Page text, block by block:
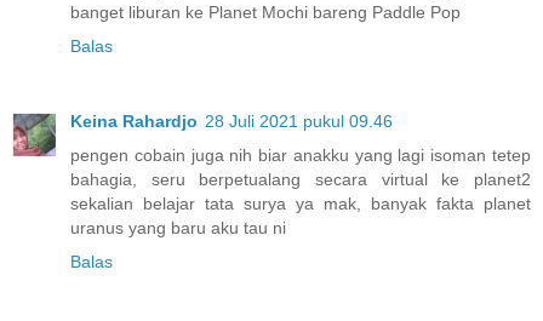
banget liburan ke Planet Mochi bareng Paddle Pop
Balas
Keina Rahardjo 28 Juli 2021 pukul 09.46
pengen cobain juga nih biar anakku yang lagi isoman tetep
bahagia, seru berpetualang secara virtual ke planet2
sekalian belajar tata surya ya mak, banyak fakta planet
uranus yang baru aku tau ni
Balas